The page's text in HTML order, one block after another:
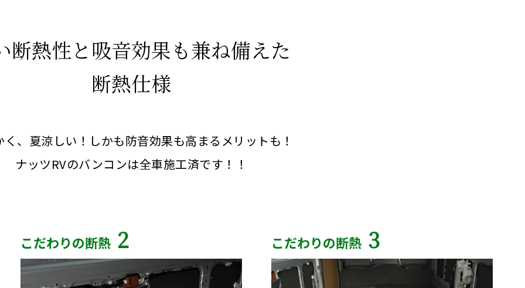
断熱性と吸音効果も兼ね備えた
断熱仕様
く、夏涼しい！しかも防音効果も高まるメリットも！
ナッツRVのバンコンは全車施工済です！！
こだわりの断熱 2 こだわりの断熱 3